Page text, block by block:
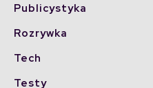
Publicystyka
Rozrywka
Tech
Testy